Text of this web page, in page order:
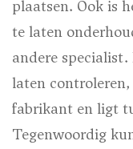
plaatsen. Ook is
te laten
andere
laten
fabrikant en ligt
Tegenwoordig